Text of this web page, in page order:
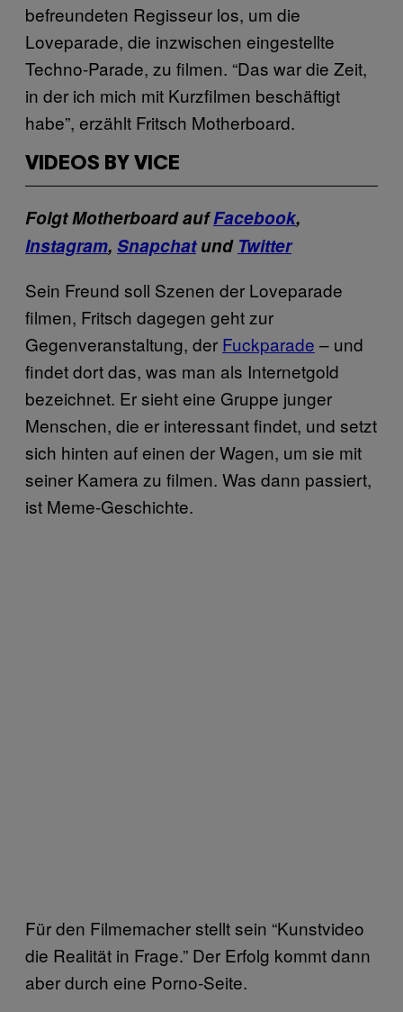
befreundeten Regisseur los, um die
Loveparade, die inzwischen eingestellte
Techno-Parade, zu filmen. “Das war die Zeit,
in der ich mich mit Kurzfilmen beschäftigt
habe”, erzählt Fritsch Motherboard.
VIDEOS BY VICE
Folgt Motherboard aufFacebook,
Instagram, Snapchatund Twitter
Sein Freund soll Szenen der Loveparade
filmen, Fritsch dagegen geht zur
Gegenveranstaltung, der Fuckparade – und
findet dort das, was man als Internetgold
bezeichnet. Er sieht eine Gruppe junger
Menschen, die er interessant findet, und setzt
sich hinten auf einen der Wagen, um sie mit
seiner Kamera zu filmen. Was dann passiert,
ist Meme-Geschichte.
Für den Filmemacher stellt sein “Kunstvideo
die Realität in Frage.” Der Erfolg kommt dann
aber durch eine Porno-Seite.